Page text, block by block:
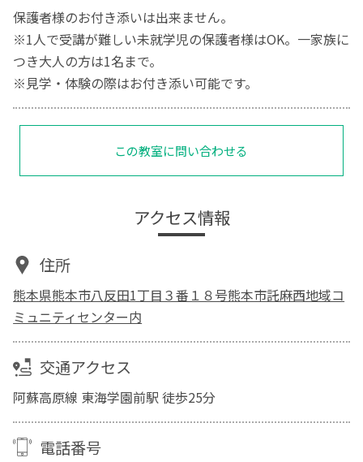
保護者様のお付き添いは出来ません。
※1人で受講が難しい未就学児の保護者様はOK。一家族に
つき大人の方は1名まで。
※見学・体験の際はお付き添い可能です。
この教室に問い合わせる
アクセス情報
住所
熊本県熊本市八反田1丁目３番１８号熊本市託麻西地域コ
ミュニティセンター内
交通アクセス
阿蘇高原線 東海学園前駅 徒歩25分
電話番号